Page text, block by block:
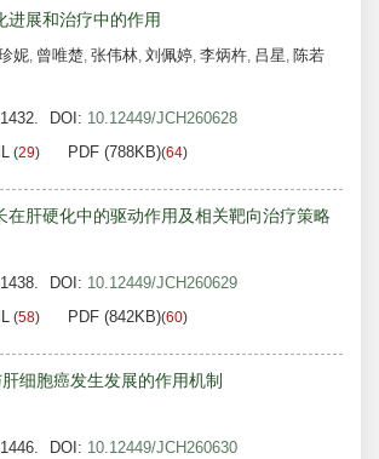
进展和治疗中的作用
妮, 曾唯楚, 张伟林, 刘佩婷, 李炳杵, 吕星, 陈若
DOI: 10.12449/JCH260628
(29) PDF (788KB)(64)
在肝硬化中的驱动作用及相关靶向治疗策略
DOI: 10.12449/JCH260629
(58) PDF (842KB)(60)
细胞癌发生发展的作用机制
DOI: 10.12449/JCH260630